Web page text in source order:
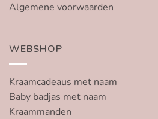
Algemene voorwaarden
WEBSHOP
Kraamcadeaus met naam
Baby badjas met naam
Kraammanden